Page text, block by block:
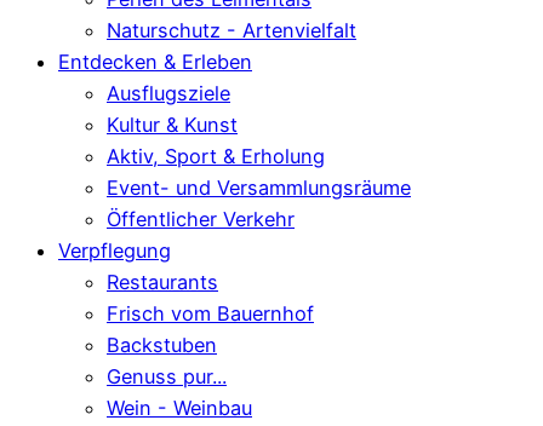
Naturschutz - Artenvielfalt
Entdecken & Erleben
Ausflugsziele
Kultur & Kunst
Aktiv, Sport & Erholung
Event- und Versammlungsräume
Öffentlicher Verkehr
Verpflegung
Restaurants
Frisch vom Bauernhof
Backstuben
Genuss pur...
Wein - Weinbau